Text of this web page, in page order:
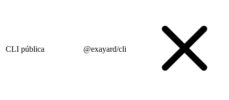
CLI pública @exayard/cli